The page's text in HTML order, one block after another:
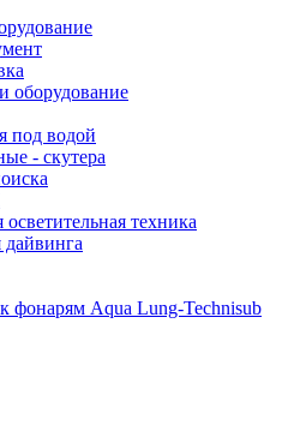
оборудование
под водой
- скутера
техника
фонарям Aqua Lung-Technisub